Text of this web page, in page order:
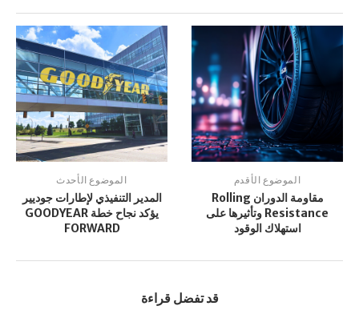
الموضوع الأقدم
مقاومة الدوران Rolling
Resistance وتأثيرها على
استهلاك الوقود
الموضوع الأحدث
المدير التنفيذي لإطارات جوديير
يؤكد نجاح خطة GOODYEAR
FORWARD
قد تفضل قراءة